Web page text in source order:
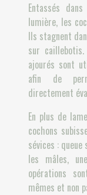
Entassés
lumière, les
Ils stagnent
sur
ajourés sont
afin de
directement
En plus de
cochons
sévices :
les mâles,
opérations
mêmes et non